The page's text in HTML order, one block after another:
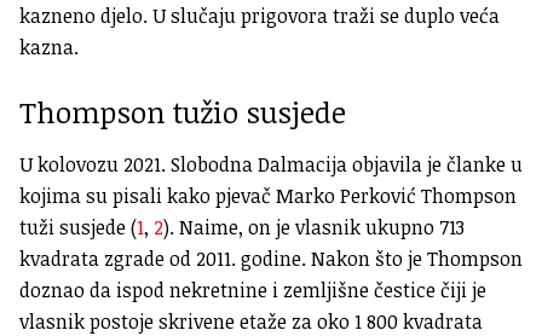
kazneno djelo. U slučaju prigovora traži se duplo veća
kazna.
Thompson tužio susjede
U kolovozu 2021. Slobodna Dalmacija objavila je članke u
kojima su pisali kako pjevač Marko Perković Thompson
tuži susjede (1, 2). Naime, on je vlasnik ukupno 713
kvadrata zgrade od 2011. godine. Nakon što je Thompson
doznao da ispod nekretnine i zemljišne čestice čiji je
vlasnik postoje skrivene etaže za oko 1 800 kvadrata